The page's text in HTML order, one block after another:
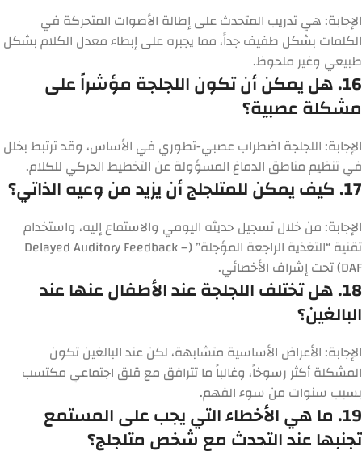
الإجابة: هي تدريب المتحدث على إطالة الأصوات المتحركة في
الكلمات بشكل طفيف جداً، مما يجبره على إبطاء معدل الكلام بشكل
طبيعي وغير ملحوظ.
16. هل يمكن أن تكون اللجلجة مؤشراً على
مشكلة عصبية؟
الإجابة: اللجلجة اضطراب عصبي-تطوري في الأساس، وقد ترتبط بخلل
في تنظيم مناطق الدماغ المسؤولة عن التخطيط الحركي للكلام.
17. كيف يمكن للمتلجلج أن يزيد من وعيه الذاتي؟
الإجابة: من خلال تسجيل حديثه اليومي والاستماع إليه، واستخدام
تقنية “التغذية الراجعة المؤجلة” (Delayed Auditory Feedback –
DAF) تحت إشراف الأخصائي.
18. هل تختلف اللجلجة عند الأطفال عنها عند
البالغين؟
الإجابة: الأعراض الأساسية متشابهة، لكن عند البالغين تكون
المشكلة أكثر رسوخاً، وغالباً ما تترافق مع قلق اجتماعي مكتسب
بسبب سنوات من سوء الفهم.
19. ما هي الأخطاء التي يجب على المستمع
تجنبها عند التحدث مع شخص متلجلج؟